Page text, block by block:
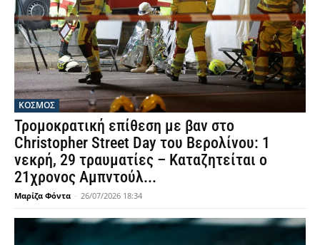
ΚΟΣΜΟΣ
Τρομοκρατική επίθεση με βαν στο
Christopher Street Day του Βερολίνου: 1
νεκρή, 29 τραυματίες – Καταζητείται ο
21χρονος Αμπντούλ...
Μαρίζα Φόντα - 26/07/2026 18:34